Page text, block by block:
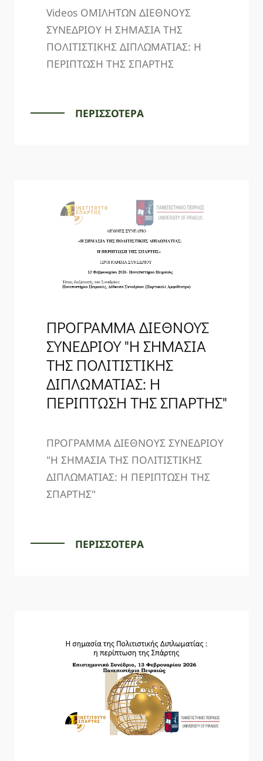
Videos ΟΜΙΛΗΤΩΝ ΔΙΕΘΝΟΥΣ
ΣΥΝΕΔΡΙΟΥ Η ΣΗΜΑΣΙΑ ΤΗΣ
ΠΟΛΙΤΙΣΤΙΚΗΣ ΔΙΠΛΩΜΑΤΙΑΣ: Η
ΠΕΡΙΠΤΩΣΗ ΤΗΣ ΣΠΑΡΤΗΣ
ΠΕΡΙΣΣΟΤΕΡΑ
ΠΡΟΓΡΑΜΜΑ ΔΙΕΘΝΟΥΣ
ΣΥΝΕΔΡΙΟΥ "Η ΣΗΜΑΣΙΑ
ΤΗΣ ΠΟΛΙΤΙΣΤΙΚΗΣ
ΔΙΠΛΩΜΑΤΙΑΣ: Η
ΠΕΡΙΠΤΩΣΗ ΤΗΣ ΣΠΑΡΤΗΣ"
ΠΡΟΓΡΑΜΜΑ ΔΙΕΘΝΟΥΣ ΣΥΝΕΔΡΙΟΥ
"Η ΣΗΜΑΣΙΑ ΤΗΣ ΠΟΛΙΤΙΣΤΙΚΗΣ
ΔΙΠΛΩΜΑΤΙΑΣ: Η ΠΕΡΙΠΤΩΣΗ ΤΗΣ
ΣΠΑΡΤΗΣ"
ΠΕΡΙΣΣΟΤΕΡΑ